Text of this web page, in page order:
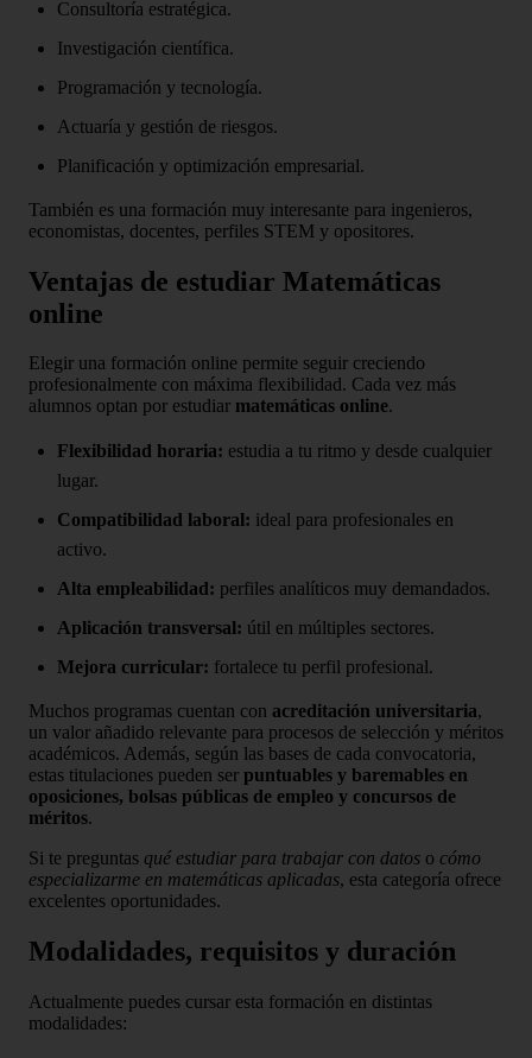
Consultoría estratégica.
Investigación científica.
Programación y tecnología.
Actuaría y gestión de riesgos.
Planificación y optimización empresarial.
También es una formación muy interesante para ingenieros,
economistas, docentes, perfiles STEM y opositores.
Ventajas de estudiar Matemáticas
online
Elegir una formación online permite seguir creciendo
profesionalmente con máxima flexibilidad. Cada vez más
alumnos optan por estudiar matemáticas online.
Flexibilidad horaria: estudia a tu ritmo y desde cualquier
lugar.
Compatibilidad laboral: ideal para profesionales en
activo.
Alta empleabilidad: perfiles analíticos muy demandados.
Aplicación transversal: útil en múltiples sectores.
Mejora curricular: fortalece tu perfil profesional.
Muchos programas cuentan con acreditación universitaria,
un valor añadido relevante para procesos de selección y méritos
académicos. Además, según las bases de cada convocatoria,
estas titulaciones pueden ser puntuables y baremables en
oposiciones, bolsas públicas de empleo y concursos de
méritos.
Si te preguntas qué estudiar para trabajar con datos o cómo
especializarme en matemáticas aplicadas, esta categoría ofrece
excelentes oportunidades.
Modalidades, requisitos y duración
Actualmente puedes cursar esta formación en distintas
modalidades: